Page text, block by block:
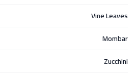
Vine Leaves
Mombar
Zucchini